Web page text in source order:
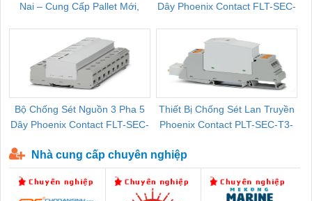
Nai – Cung Cấp Pallet Mới,
Dây Phoenix Contact FLT-SEC-
Bộ Chống Sét Nguồn 3 Pha 5
Dây Phoenix Contact FLT-SEC-
Thiết Bị Chống Sét Lan Truyền
Phoenix Contact PLT-SEC-T3-
Nhà cung cấp chuyên nghiệp